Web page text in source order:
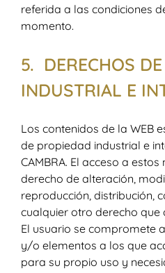
referida a las condiciones
momento.
5. DERECHOS
INDUSTRIAL E
Los contenidos de la WEB
de propiedad industrial e
CAMBRA. El acceso a
derecho de alteración,
reproducción, distribución,
cualquier otro derecho que
El usuario se compromete
y/o elementos a los que
para su propio uso y